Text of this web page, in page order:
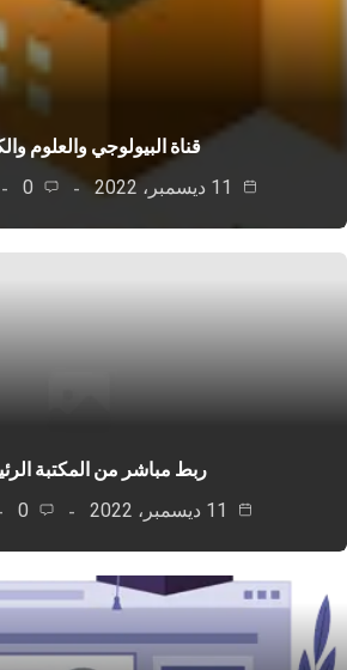
قناة البيولوجي والعلوم والكيمياء
0
2168
ربط مباشر من المكتبة الرئيسية…
0
886